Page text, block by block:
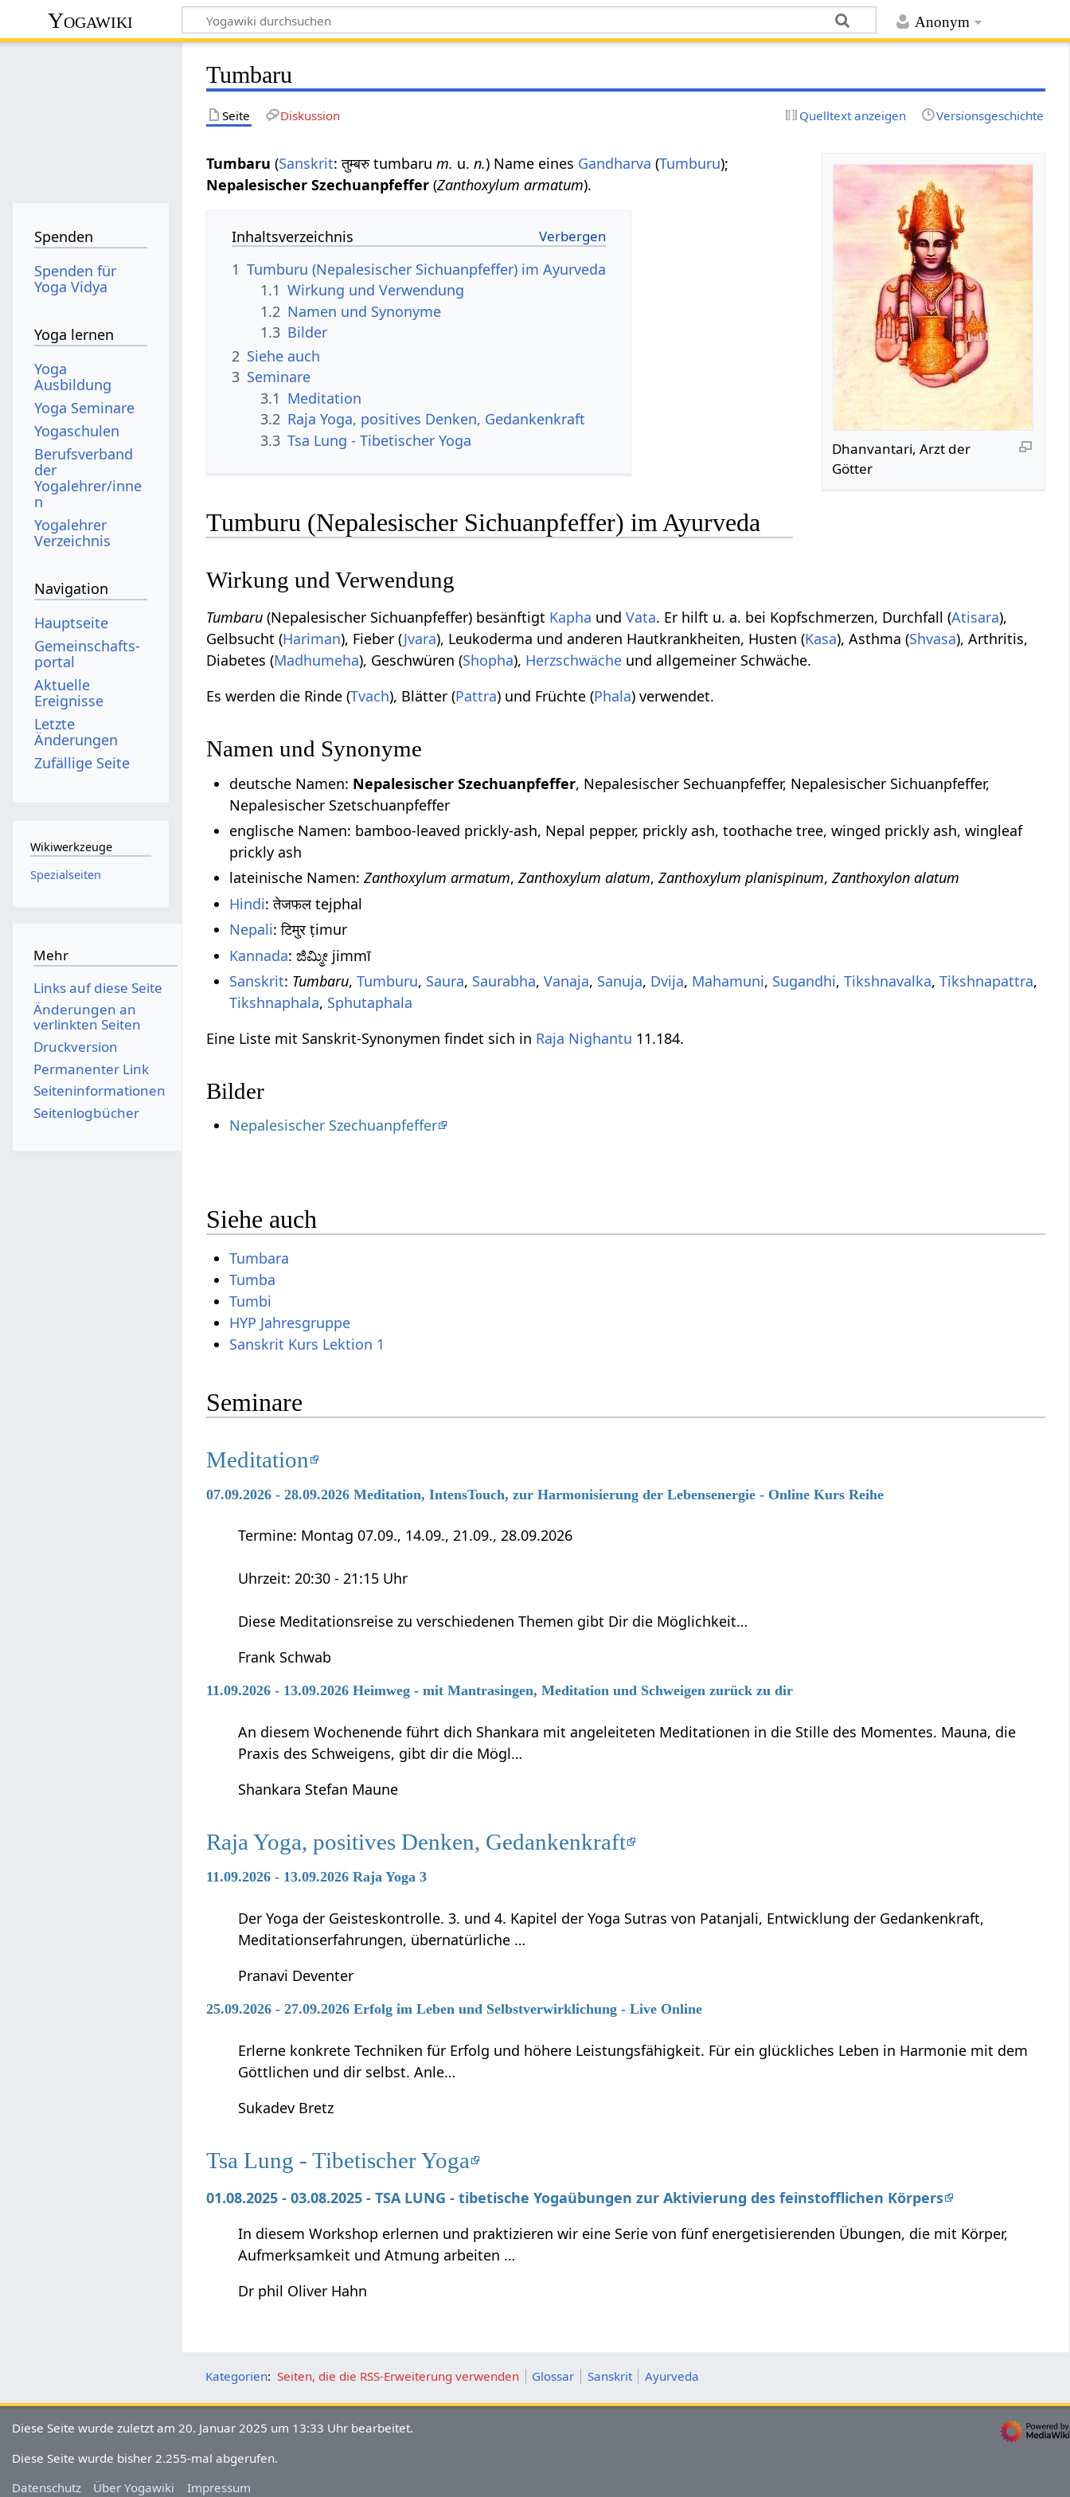
Anonym
Yogawiki
Tumbaru
Seite Diskussion Quelltext anzeigen Versionsgeschichte
Dhanvantari, Arzt der
Götter
Tumbaru (Sanskrit: तुम्बरु tumbarum. u.n.) Name eines Gandharva (Tumburu);
Nepalesischer Szechuanpfeffer (Zanthoxylum armatum).
Inhaltsverzeichnis
1 Tumburu (Nepalesischer Sichuanpfeffer) im Ayurveda
1.1 Wirkung und Verwendung
1.2 Namen und Synonyme
1.3 Bilder
2 Siehe auch
3 Seminare
3.1 Meditation
3.2 Raja Yoga, positives Denken, Gedankenkraft
3.3 Tsa Lung - Tibetischer Yoga
Tumburu (Nepalesischer Sichuanpfeffer) im Ayurveda
Wirkung und Verwendung
Tumbaru (Nepalesischer Sichuanpfeffer) besänftigt Kapha undVata. Er hilft u. a. bei Kopfschmerzen, Durchfall (Atisara),
Gelbsucht (Hariman), Fieber (Jvara), Leukoderma und anderen Hautkrankheiten, Husten (Kasa), Asthma (Shvasa), Arthritis,
Diabetes (Madhumeha), Geschwüren (Shopha), Herzschwäche und allgemeiner Schwäche.
Es werden die Rinde (Tvach), Blätter (Pattra) und Früchte (Phala) verwendet.
Namen und Synonyme
deutsche Namen: Nepalesischer Szechuanpfeffer, Nepalesischer Sechuanpfeffer, Nepalesischer Sichuanpfeffer,
Nepalesischer Szetschuanpfeffer
englische Namen: bamboo-leaved prickly-ash, Nepal pepper, prickly ash, toothache tree, winged prickly ash, wingleaf
prickly ash
lateinische Namen:Zanthoxylum armatum,Zanthoxylum alatum,Zanthoxylum planispinum,Zanthoxylon alatum
Hindi: तेजफल tejphal
Nepali: टिमुर ṭimur
Kannada: ಜಿಮ್ಮೀ jimmī
Sanskrit: Tumbaru,Tumburu, Saura, Saurabha,Vanaja, Sanuja, Dvija, Mahamuni, Sugandhi,Tikshnavalka,Tikshnapattra,
Tikshnaphala, Sphutaphala
Eine Liste mit Sanskrit-Synonymen findet sich in Raja Nighantu 11.184.
Bilder
Nepalesischer Szechuanpfeffer
Siehe auch
Tumbara
Tumba
Tumbi
HYP Jahresgruppe
Sanskrit Kurs Lektion 1
Seminare
Meditation
07.09.2026 - 28.09.2026 Meditation, IntensTouch, zur Harmonisierung der Lebensenergie - Online Kurs Reihe
Termine: Montag 07.09., 14.09., 21.09., 28.09.2026
Uhrzeit: 20:30 - 21:15 Uhr
Diese Meditationsreise zu verschiedenen Themen gibt Dir die Möglichkeit…
Frank Schwab
11.09.2026 - 13.09.2026 Heimweg - mit Mantrasingen, Meditation und Schweigen zurück zu dir
An diesem Wochenende führt dich Shankara mit angeleiteten Meditationen in die Stille des Momentes. Mauna, die
Praxis des Schweigens, gibt dir die Mögl…
Shankara Stefan Maune
Raja Yoga, positives Denken, Gedankenkraft
11.09.2026 - 13.09.2026 Raja Yoga 3
Der Yoga der Geisteskontrolle. 3. und 4. Kapitel der Yoga Sutras von Patanjali, Entwicklung der Gedankenkraft,
Meditationserfahrungen, übernatürliche …
Pranavi Deventer
25.09.2026 - 27.09.2026 Erfolg im Leben und Selbstverwirklichung - Live Online
Erlerne konkrete Techniken für Erfolg und höhere Leistungsfähigkeit. Für ein glückliches Leben in Harmonie mit dem
Göttlichen und dir selbst. Anle…
Sukadev Bretz
Tsa Lung - Tibetischer Yoga
01.08.2025 - 03.08.2025 - TSA LUNG - tibetische Yogaübungen zur Aktivierung des feinstofflichen Körpers
In diesem Workshop erlernen und praktizieren wir eine Serie von fünf energetisierenden Übungen, die mit Körper,
Aufmerksamkeit und Atmung arbeiten …
Dr phil Oliver Hahn
Kategorien: Seiten, die die RSS-Erweiterung verwenden Glossar Sanskrit Ayurveda
Spenden
Spenden für
Yoga Vidya
Yoga lernen
Yoga
Ausbildung
Yoga Seminare
Yogaschulen
Berufsverband
der
Yogalehrer/inne
n
Yogalehrer
Verzeichnis
Navigation
Hauptseite
Gemeinschafts­
portal
Aktuelle
Ereignisse
Letzte
Änderungen
Zufällige Seite
Wikiwerkzeuge
Spezialseiten
Mehr
Links auf diese Seite
Änderungen an
verlinkten Seiten
Druckversion
Permanenter Link
Seiten­­informationen
Seitenlogbücher
Diese Seite wurde zuletzt am 20. Januar 2025 um 13:33 Uhr bearbeitet.
Diese Seite wurde bisher 2.255-mal abgerufen.
Datenschutz
Über Yogawiki Impressum